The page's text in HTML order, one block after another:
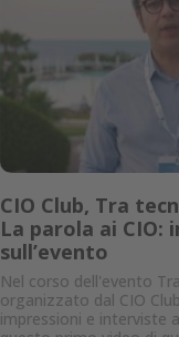
CIO Club, Tra
La parola ai CIO:
sull’evento
Nel corso dell'evento
organizzato dal CIO
impressioni e interviste